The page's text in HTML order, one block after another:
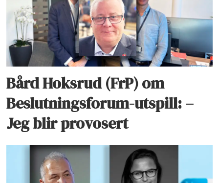
Bård Hoksrud (FrP) om
Beslutningsforum-utspill: –
Jeg blir provosert